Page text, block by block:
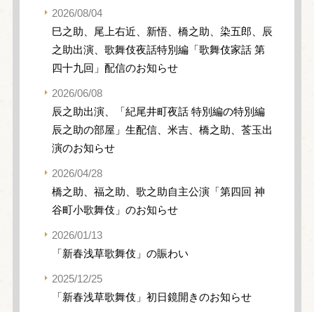
2026/08/04
巳之助、尾上右近、新悟、橋之助、染五郎、辰
之助出演、歌舞伎夜話特別編「歌舞伎家話 第
四十九回」配信のお知らせ
2026/06/08
辰之助出演、「紀尾井町夜話 特別編の特別編
辰之助の部屋」生配信、米吉、橋之助、莟玉出
演のお知らせ
2026/04/28
橋之助、福之助、歌之助自主公演「第四回 神
谷町小歌舞伎」のお知らせ
2026/01/13
「新春浅草歌舞伎」の賑わい
2025/12/25
「新春浅草歌舞伎」初日鏡開きのお知らせ